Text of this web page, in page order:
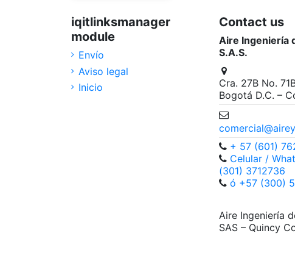
iqitlinksmanager
module
Envío
Aviso legal
Inicio
Contact us
Aire Ingeniería
S.A.S.
Cra. 27B No.
Bogotá D.C. –
+ 57 (601)
Celular /
(301) 3712736
ó +57 (300)
Aire Ingeniería
SAS – Quincy